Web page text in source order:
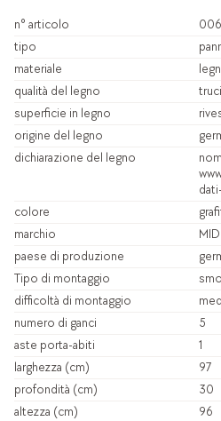
n° articolo
tipo
materiale
qualità del legno
superficie in legno
origine del legno
dichiarazione del legno
colore
marchio
paese di produzione
Tipo di montaggio
difficoltà di montaggio
numero di ganci
5
aste porta-abiti
1
larghezza (cm)
97
profondità (cm)
30
altezza (cm)
96